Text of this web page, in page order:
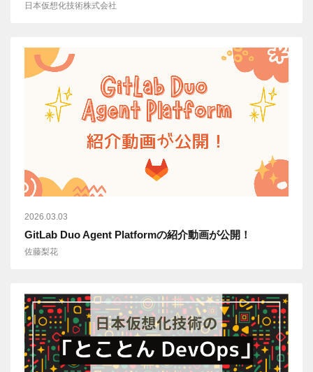
日本仮想化技術株式会社
2026.03.03
GitLab Duo Agent Platformの紹介動画が公開！
佐藤梨花